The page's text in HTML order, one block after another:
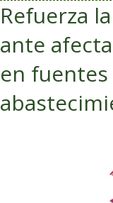
Refuerza
ante
en fuentes